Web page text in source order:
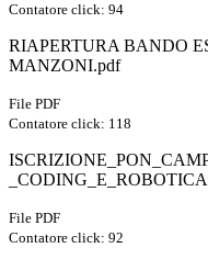
Contatore click: 94
RIAPERTURA BANDO
MANZONI.pdf
File PDF
Contatore click: 118
File PDF
Contatore click: 92